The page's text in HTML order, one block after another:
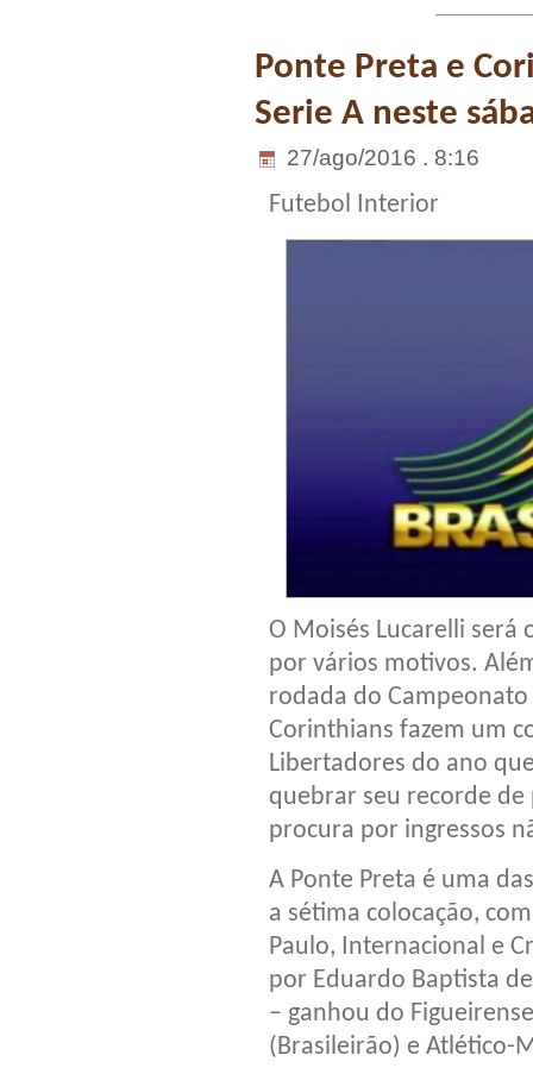
Ponte Preta e
Serie A neste
27/ago/2016 . 8:16
Futebol Interior
O Moisés Lucarelli será
por vários motivos.
rodada do
Corinthians fazem um
Libertadores do ano
quebrar seu recorde
procura por ingressos
A Ponte Preta é uma
a sétima colocação,
Paulo, Internacional e
por Eduardo Baptista
– ganhou do
(Brasileirão) e Atlético-